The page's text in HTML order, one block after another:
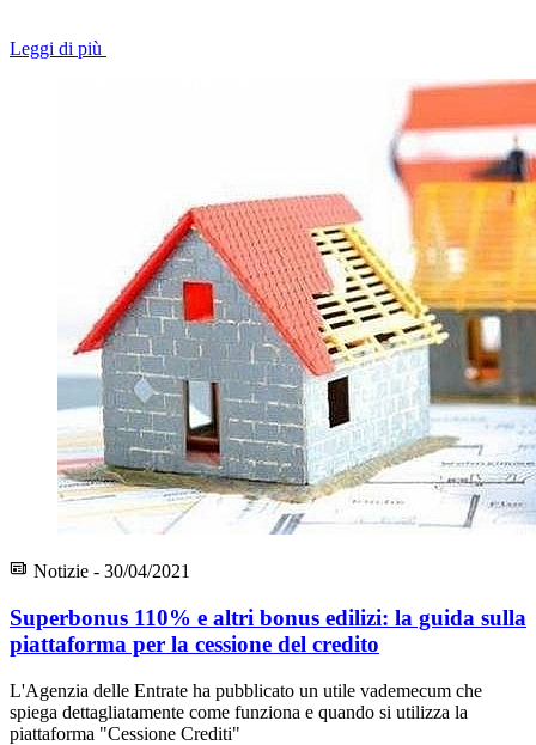
Leggi di più
Notizie - 30/04/2021
Superbonus 110% e altri bonus edilizi: la guida sulla
piattaforma per la cessione del credito
L'Agenzia delle Entrate ha pubblicato un utile vademecum che
spiega dettagliatamente come funziona e quando si utilizza la
piattaforma "Cessione Crediti"